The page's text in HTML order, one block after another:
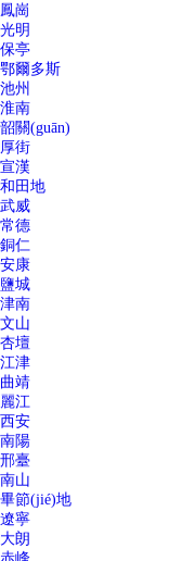
鳳崗
光明
保亭
鄂爾多斯
池州
淮南
韶關(guān)
厚街
宣漢
和田地
武威
常德
銅仁
安康
鹽城
津南
文山
杏壇
江津
曲靖
麗江
西安
南陽
邢臺
南山
畢節(jié)地
遼寧
大朗